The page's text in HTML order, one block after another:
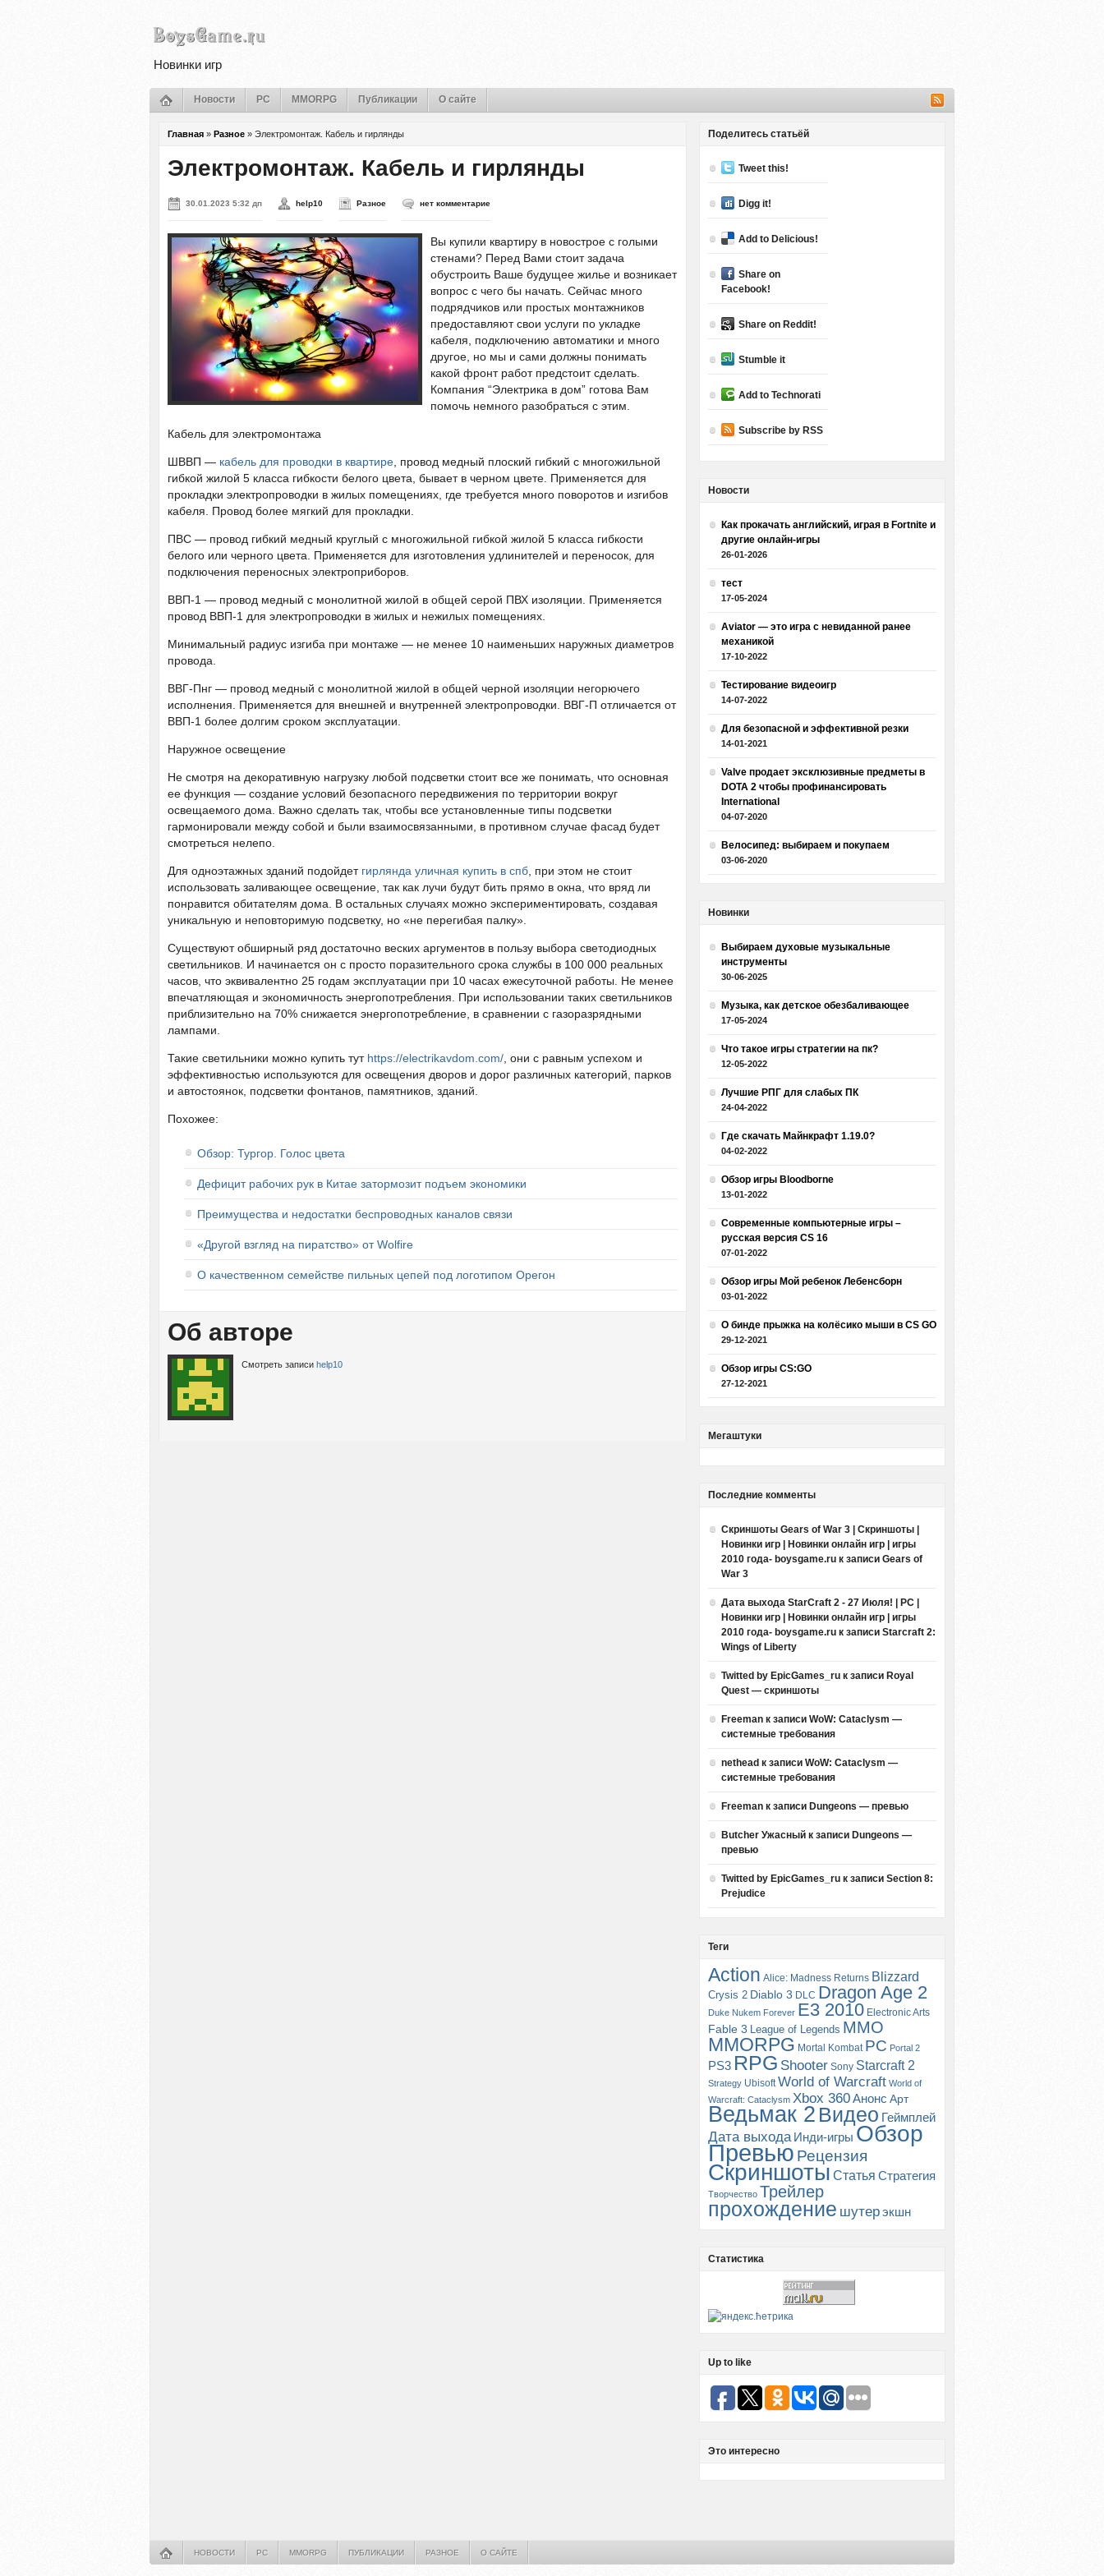
Новинки игр
Новости PC MMORPG Публикации О сайте
Главная » Разное » Электромонтаж. Кабель и гирлянды
Электромонтаж. Кабель и гирлянды
30.01.2023 5:32 дп help10 Разное нет комментарие
Вы купили квартиру в новострое с голыми
стенами? Перед Вами стоит задача
обустроить Ваше будущее жилье и возникает
вопрос с чего бы начать. Сейчас много
подрядчиков или простых монтажников
предоставляют свои услуги по укладке
кабеля, подключению автоматики и много
другое, но мы и сами должны понимать
какой фронт работ предстоит сделать.
Компания “Электрика в дом” готова Вам
помочь немного разобраться с этим.
Кабель для электромонтажа
ШВВП — кабель для проводки в квартире , провод медный плоский гибкий с многожильной
гибкой жилой 5 класса гибкости белого цвета, бывает в черном цвете. Применяется для
прокладки электропроводки в жилых помещениях, где требуется много поворотов и изгибов
кабеля. Провод более мягкий для прокладки.
ПВС — провод гибкий медный круглый с многожильной гибкой жилой 5 класса гибкости
белого или черного цвета. Применяется для изготовления удлинителей и переносок, для
подключения переносных электроприборов.
ВВП-1 — провод медный с монолитной жилой в общей серой ПВХ изоляции. Применяется
провод ВВП-1 для электропроводки в жилых и нежилых помещениях.
Минимальный радиус изгиба при монтаже — не менее 10 наименьших наружных диаметров
провода.
ВВГ-Пнг — провод медный с монолитной жилой в общей черной изоляции негорючего
исполнения. Применяется для внешней и внутренней электропроводки. ВВГ-П отличается от
ВВП-1 более долгим сроком эксплуатации.
Наружное освещение
Не смотря на декоративную нагрузку любой подсветки стоит все же понимать, что основная
ее функция — создание условий безопасного передвижения по территории вокруг
освещаемого дома. Важно сделать так, чтобы все установленные типы подсветки
гармонировали между собой и были взаимосвязанными, в противном случае фасад будет
смотреться нелепо.
Для одноэтажных зданий подойдет гирлянда уличная купить в спб , при этом не стоит
использовать заливающее освещение, так как лучи будут бить прямо в окна, что вряд ли
понравится обитателям дома. В остальных случаях можно экспериментировать, создавая
уникальную и неповторимую подсветку, но «не перегибая палку».
Существуют обширный ряд достаточно веских аргументов в пользу выбора светодиодных
светильников. И начинается он с просто поразительного срока службы в 100 000 реальных
часов, что эквивалентно 25 годам эксплуатации при 10 часах ежесуточной работы. Не менее
впечатляющая и экономичность энергопотребления. При использовании таких светильников
приблизительно на 70% снижается энергопотребление, в сравнении с газоразрядными
лампами.
Такие светильники можно купить тут https://electrikavdom.com/ , они с равным успехом и
эффективностью используются для освещения дворов и дорог различных категорий, парков
и автостоянок, подсветки фонтанов, памятников, зданий.
Похожее:
Обзор: Тургор. Голос цвета
Дефицит рабочих рук в Китае затормозит подъем экономики
Преимущества и недостатки беспроводных каналов связи
«Другой взгляд на пиратство» от Wolfire
О качественном семействе пильных цепей под логотипом Орегон
Об авторе
Смотреть записи help10
Поделитесь статьёй
Tweet this!
Digg it!
Add to Delicious!
Share on
Facebook!
Share on Reddit!
Stumble it
Add to Technorati
Subscribe by RSS
Новости
Как прокачать английский, играя в Fortnite и
другие онлайн-игры
26-01-2026
тест
17-05-2024
Aviator — это игра с невиданной ранее
механикой
17-10-2022
Тестирование видеоигр
14-07-2022
Для безопасной и эффективной резки
14-01-2021
Valve продает эксклюзивные предметы в
DOTA 2 чтобы профинансировать
International
04-07-2020
Велосипед: выбираем и покупаем
03-06-2020
Новинки
Выбираем духовые музыкальные
инструменты
30-06-2025
Музыка, как детское обезбаливающее
17-05-2024
Что такое игры стратегии на пк?
12-05-2022
Лучшие РПГ для слабых ПК
24-04-2022
Где скачать Майнкрафт 1.19.0?
04-02-2022
Обзор игры Bloodborne
13-01-2022
Современные компьютерные игры –
русская версия CS 16
07-01-2022
Обзор игры Мой ребенок Лебенсборн
03-01-2022
О бинде прыжка на колёсико мыши в CS GO
29-12-2021
Обзор игры CS:GO
27-12-2021
Мегаштуки
Последние комменты
Скриншоты Gears of War 3 | Скриншоты |
Новинки игр | Новинки онлайн игр | игры
2010 года- boysgame.ru к записи Gears of
War 3
Дата выхода StarCraft 2 - 27 Июля! | PC |
Новинки игр | Новинки онлайн игр | игры
2010 года- boysgame.ru к записи Starcraft 2:
Wings of Liberty
Twitted by EpicGames_ru к записи Royal
Quest — скриншоты
Freeman к записи WoW: Cataclysm —
системные требования
nethead к записи WoW: Cataclysm —
системные требования
Freeman к записи Dungeons — превью
Butcher Ужасный к записи Dungeons —
превью
Twitted by EpicGames_ru к записи Section 8:
Prejudice
Теги
Action Alice: Madness Returns Blizzard
Crysis 2 Diablo 3 DLC Dragon Age 2
Duke Nukem Forever E3 2010 Electronic Arts
Fable 3 League of Legends MMO
MMORPG Mortal Kombat PC Portal 2
PS3 RPG Shooter Sony Starcraft 2
Strategy Ubisoft World of Warcraft World of
Warcraft: Cataclysm Xbox 360Анонс Арт
Ведьмак 2 Видео Геймплей
Дата выхода Инди-игры Обзор
Превью Рецензия
Скриншоты Статья Стратегия
Творчество Трейлер
прохождение шутерэкшн
Статистика
Up to like
Это интересно
НОВОСТИ PC MMORPG ПУБЛИКАЦИИ РАЗНОЕ О САЙТЕ